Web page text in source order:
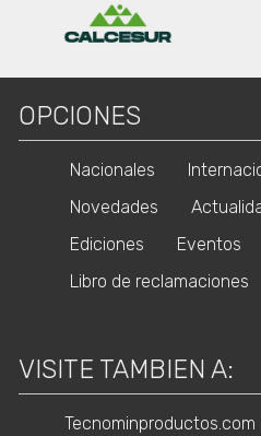
OPCIONES
Nacionales
Novedades
Ediciones
Eventos
Libro de reclamaciones
VISITE TAMBIEN A:
Tecnominproductos.com